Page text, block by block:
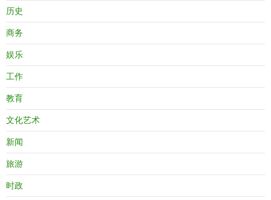
历史
商务
娱乐
工作
教育
文化艺术
新闻
旅游
时政